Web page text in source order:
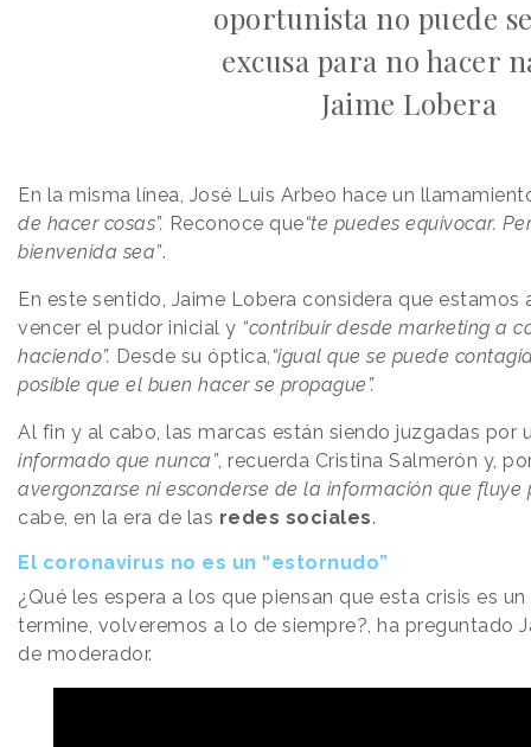
oportunista no puede
excusa para no hacer
Jaime Lobera
En la misma línea, José Luis Arbeo hace un
de hacer cosas”. Reconoce que“te puedes equivocar.
bienvenida sea”.
En este sentido, Jaime Lobera considera que
vencer el pudor inicial y “contribuir desde marketing a
haciendo”. Desde su óptica, “igual que se puede
posible que el buen hacer se propague”.
Al fin y al cabo, las marcas están siendo juzgadas por
informado que nunca”, recuerda Cristina Salmerón y,
avergonzarse ni esconderse de la información que fluye
cabe, en la era de las redes sociales.
El coronavirus no es un “estornudo”
¿Qué les espera a los que piensan que esta crisis es
termine, volveremos a lo de siempre?, ha preguntado
de moderador.